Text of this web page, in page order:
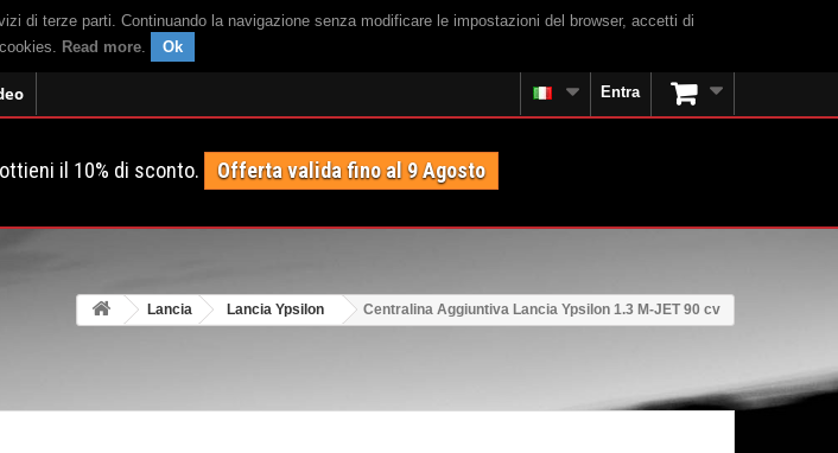
di terze parti. Continuando la navigazione senza modificare le impostazioni del browser, accetti di
Read more. Ok
Entra
il 10% di sconto. Offerta valida fino al 9 Agosto
Lancia Lancia Ypsilon Centralina Aggiuntiva Lancia Ypsilon 1.3 M-JET 90 cv